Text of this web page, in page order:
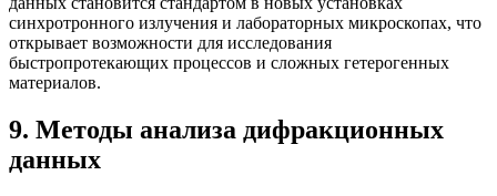
синхротронного излучения и лабораторных микроскопах, что
открывает возможности для исследования
быстропротекающих процессов и сложных гетерогенных
материалов.
9. Методы анализа дифракционных
данных